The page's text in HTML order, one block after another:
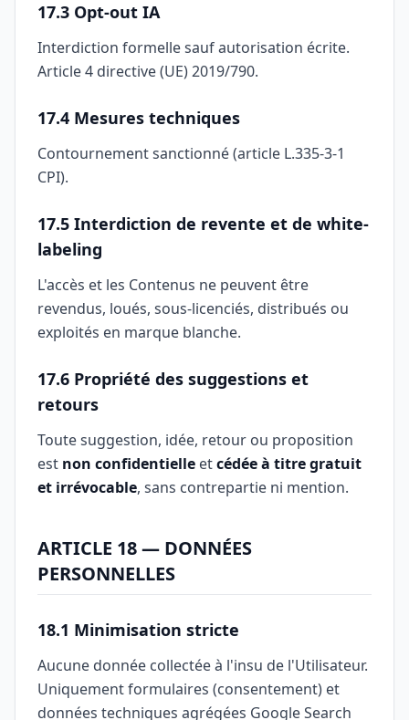
17.3 Opt-out IA
Interdiction formelle sauf autorisation écrite.
Article 4 directive (UE) 2019/790.
17.4 Mesures techniques
Contournement sanctionné (article L.335-3-1
CPI).
17.5 Interdiction de revente et de white-
labeling
L'accès et les Contenus ne peuvent être
revendus, loués, sous-licenciés, distribués ou
exploités en marque blanche.
17.6 Propriété des suggestions et
retours
Toute suggestion, idée, retour ou proposition
est non confidentielle etcédée à titre gratuit
et irrévocable, sans contrepartie ni mention.
ARTICLE 18 — DONNÉES
PERSONNELLES
18.1 Minimisation stricte
Aucune donnée collectée à l'insu de l'Utilisateur.
Uniquement formulaires (consentement) et
données techniques agrégées Google Search